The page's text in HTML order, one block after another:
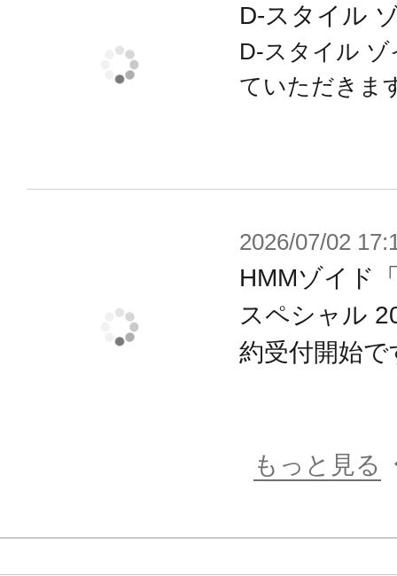
※本製品は再生産品となります。
※画像は開発中のイメージです。実
D-スタイル
D-スタイル
ていただきま
2026/07/02
HMMゾイド
スペシャル
約受付開始で
もっと見る